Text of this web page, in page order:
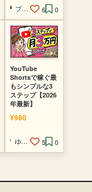
プロンプト画伯 6 0
YouTube
Shortsで稼ぐ最
もシンプルな3
ステップ【2026
年最新】
¥980
5 0